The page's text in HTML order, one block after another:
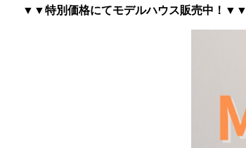
▼▼特別価格にてモデルハウス販売中！▼▼